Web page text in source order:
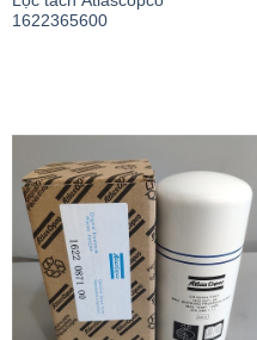
1622365600